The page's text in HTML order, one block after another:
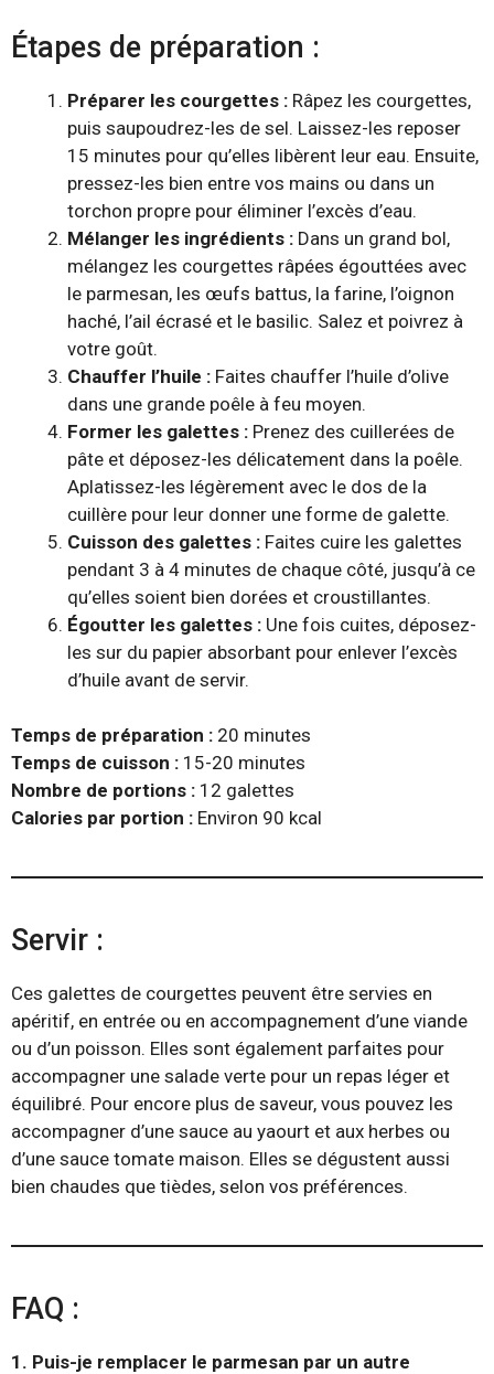
Étapes de préparation :
Préparer les courgettes : Râpez les courgettes,
puis saupoudrez-les de sel. Laissez-les reposer
15 minutes pour qu’elles libèrent leur eau. Ensuite,
pressez-les bien entre vos mains ou dans un
torchon propre pour éliminer l’excès d’eau.
Mélanger les ingrédients : Dans un grand bol,
mélangez les courgettes râpées égouttées avec
le parmesan, les œufs battus, la farine, l’oignon
haché, l’ail écrasé et le basilic. Salez et poivrez à
votre goût.
Chauffer l’huile : Faites chauffer l’huile d’olive
dans une grande poêle à feu moyen.
Former les galettes : Prenez des cuillerées de
pâte et déposez-les délicatement dans la poêle.
Aplatissez-les légèrement avec le dos de la
cuillère pour leur donner une forme de galette.
Cuisson des galettes : Faites cuire les galettes
pendant 3 à 4 minutes de chaque côté, jusqu’à ce
qu’elles soient bien dorées et croustillantes.
Égoutter les galettes : Une fois cuites, déposez-
les sur du papier absorbant pour enlever l’excès
d’huile avant de servir.
Temps de préparation : 20 minutes
Temps de cuisson : 15-20 minutes
Nombre de portions : 12 galettes
Calories par portion : Environ 90 kcal
Servir :
Ces galettes de courgettes peuvent être servies en
apéritif, en entrée ou en accompagnement d’une viande
ou d’un poisson. Elles sont également parfaites pour
accompagner une salade verte pour un repas léger et
équilibré. Pour encore plus de saveur, vous pouvez les
accompagner d’une sauce au yaourt et aux herbes ou
d’une sauce tomate maison. Elles se dégustent aussi
bien chaudes que tièdes, selon vos préférences.
FAQ :
1. Puis-je remplacer le parmesan par un autre